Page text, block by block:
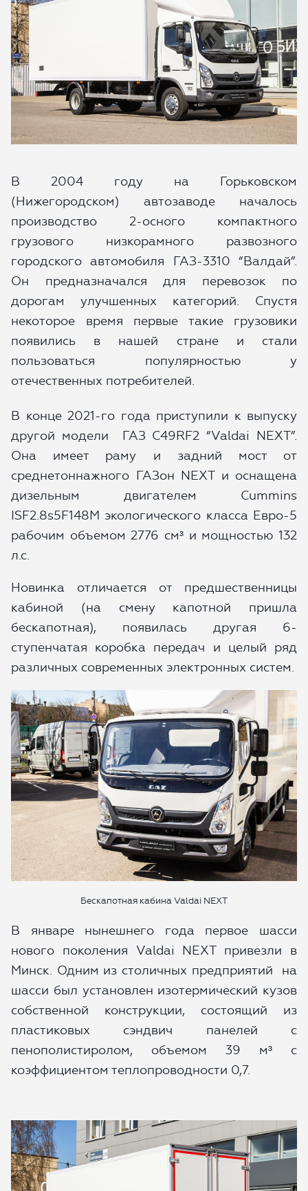
В 2004 году на Горьковском
(Нижегородском) автозаводе началось
производство 2-осного компактного
грузового низкорамного развозного
городского автомобиля ГАЗ-3310 “Валдай”.
Он предназначался для перевозок по
дорогам улучшенных категорий. Спустя
некоторое время первые такие грузовики
появились в нашей стране и стали
пользоваться популярностью у
отечественных потребителей.
В конце 2021-го года приступили к выпуску
другой модели ГАЗ С49RF2 “Valdai NEXT”.
Она имеет раму и задний мост от
среднетоннажного ГАЗон NEXT и оснащена
дизельным двигателем Cummins
ISF2.8s5F148M экологического класса Евро-5
рабочим объемом 2776 см³ и мощностью 132
л.с.
Новинка отличается от предшественницы
кабиной (на смену капотной пришла
бескапотная), появилась другая 6-
ступенчатая коробка передач и целый ряд
различных современных электронных систем.
Бескапотная кабина Valdai NEXT
В январе нынешнего года первое шасси
нового поколения Valdai NEXT привезли в
Минск. Одним из столичных предприятий на
шасси был установлен изотермический кузов
собственной конструкции, состоящий из
пластиковых сэндвич панелей с
пенополистиролом, объемом 39 м³ с
коэффициентом теплопроводности 0,7.
ОТПРАВИТЬ
Какой автомобиль рассматриваете
Согласие на обработку данных
Настоящим я подтверждаю свое ознакомление и
согласие с Правилами пользования сайтом , а также
предоставление моих персональных данных, и
получение рекламы.